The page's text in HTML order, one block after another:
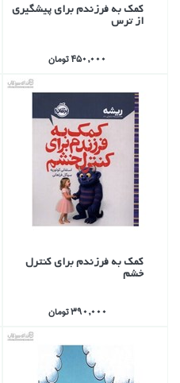
كمك به فرزندم براي پيشگيري
از ترس
450,000 تومان
كمك به فرزندم براي كنترل
خشم
390,000 تومان